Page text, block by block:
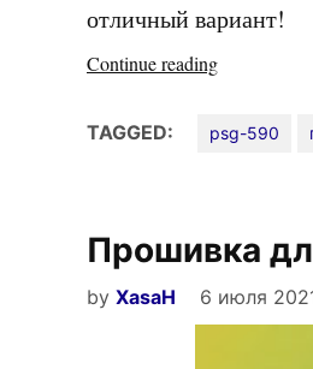
отличный вариант!
Continue reading«GPON-
ONT
PSG-
TAGGED: psg-590
Прошивка
by XasaH 6 июля